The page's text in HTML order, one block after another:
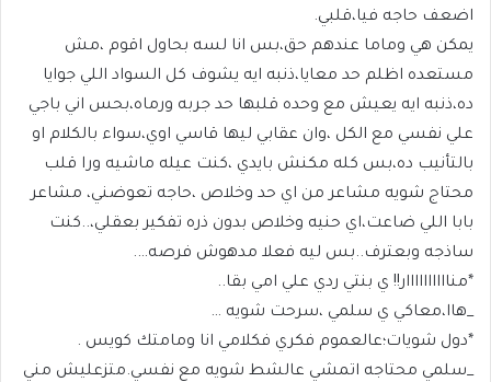
اضعف حاجه فيا،قلبي.
يمكن هي وماما عندهم حق،بس انا لسه بحاول اقوم ،مش
مستعده اظلم حد معايا،ذنبه ايه يشوف كل السواد اللي جوايا
ده،ذنبه ايه يعيش مع وحده قلبها حد جربه ورماه،بحس اني باجي
علي نفسي مع الكل ،وان عقابي ليها قاسي اوي،سواء بالكلام او
بالتأنيب ده،بس كله مكنش بايدي ،كنت عيله ماشيه ورا قلب
محتاج شويه مشاعر من اي حد وخلاص ،حاجه تعوضني، مشاعر
بابا اللي ضاعت،اي حنيه وخلاص بدون ذره تفكير بعقلي،..كنت
ساذجه وبعترف..بس ليه فعلا مدهوش فرصه….
*مناااااااااار!! ي بنتي ردي علي امي بقا..
_هاا،معاكي ي سلمي ،سرحت شويه …
*دول شويات؛عالعموم فكري فكلامي انا ومامتك كويس .
_سلمي محتاجه اتمشي عالشط شويه مع نفسي.متزعليش مني